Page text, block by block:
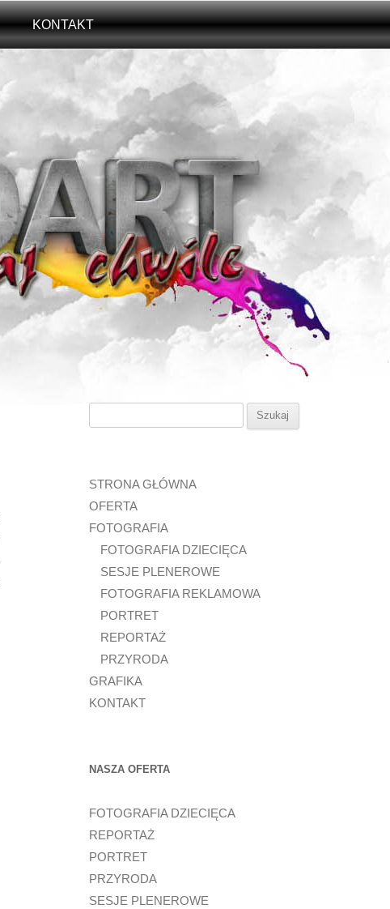
KONTAKT
STRONA GŁÓWNA
OFERTA
FOTOGRAFIA
FOTOGRAFIA DZIECIĘCA
SESJE PLENEROWE
FOTOGRAFIA REKLAMOWA
PORTRET
REPORTAŻ
PRZYRODA
GRAFIKA
KONTAKT
NASZA OFERTA
FOTOGRAFIA DZIECIĘCA
REPORTAŻ
PORTRET
PRZYRODA
SESJE PLENEROWE